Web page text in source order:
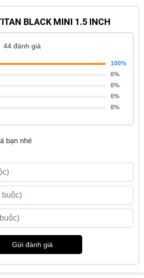
BLACK MINI 1.5 INCH
44 đánh giá
100%
0%
0%
0%
0%
bạn nhé
Gửi đánh giá